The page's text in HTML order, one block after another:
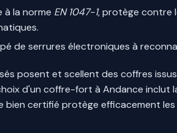
à la norme EN 1047-1, protège contre
de serrures électroniques à
posent et scellent des coffres
d'un coffre-fort à Andance inclut
bien certifié protège efficacement